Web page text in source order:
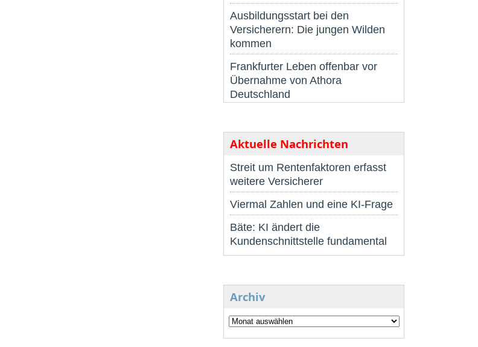
Ausbildungsstart bei den
Versicherern: Die jungen Wilden
kommen
Frankfurter Leben offenbar vor
Übernahme von Athora
Deutschland
Aktuelle Nachrichten
Streit um Rentenfaktoren erfasst
weitere Versicherer
Viermal Zahlen und eine KI-Frage
Bäte: KI ändert die
Kundenschnittstelle fundamental
Archiv